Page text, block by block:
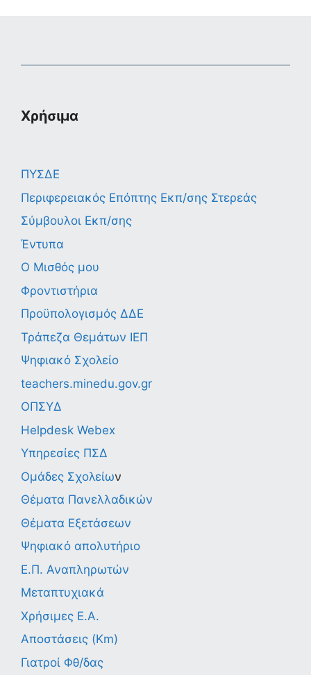
Χρήσιμα
ΠΥΣΔΕ
Περιφερειακός Επόπτης Εκπ/σης Στερεάς
Σύμβουλοι Εκπ/σης
Έντυπα
Ο Μισθός μου
Φροντιστήρια
Προϋπολογισμός ΔΔΕ
Τράπεζα Θεμάτων ΙΕΠ
Ψηφιακό Σχολείο
teachers.minedu.gov.gr
ΟΠΣΥΔ
Helpdesk Webex
Υπηρεσίες ΠΣΔ
Ομάδες Σχολείων
Θέματα Πανελλαδικών
Θέματα Εξετάσεων
Ψηφιακό απολυτήριο
Ε.Π. Αναπληρωτών
Μεταπτυχιακά
Χρήσιμες Ε.Α.
Αποστάσεις (Km)
Γιατροί Φθ/δας